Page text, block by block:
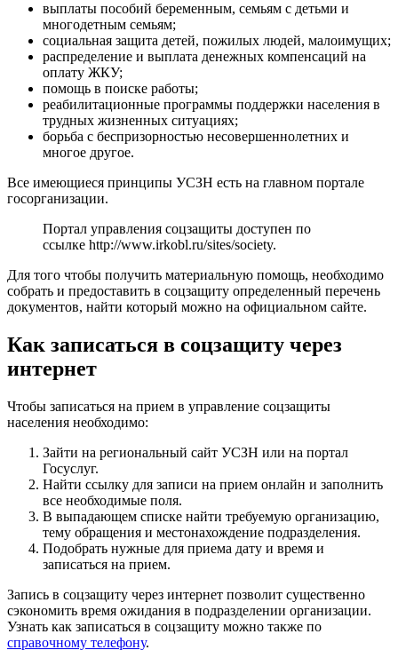
выплаты пособий беременным, семьям с детьми и
многодетным семьям;
социальная защита детей, пожилых людей, малоимущих;
распределение и выплата денежных компенсаций на
оплату ЖКУ;
помощь в поиске работы;
реабилитационные программы поддержки населения в
трудных жизненных ситуациях;
борьба с беспризорностью несовершеннолетних и
многое другое.
Все имеющиеся принципы УСЗН есть на главном портале
госорганизации.
Портал управления соцзащиты доступен по
ссылке http://www.irkobl.ru/sites/society.
Для того чтобы получить материальную помощь, необходимо
собрать и предоставить в соцзащиту определенный перечень
документов, найти который можно на официальном сайте.
Как записаться в соцзащиту через
интернет
Чтобы записаться на прием в управление соцзащиты
населения необходимо:
Зайти на региональный сайт УСЗН или на портал
Госуслуг.
Найти ссылку для записи на прием онлайн и заполнить
все необходимые поля.
В выпадающем списке найти требуемую организацию,
тему обращения и местонахождение подразделения.
Подобрать нужные для приема дату и время и
записаться на прием.
Запись в соцзащиту через интернет позволит существенно
сэкономить время ожидания в подразделении организации.
Узнать как записаться в соцзащиту можно также по
справочному телефону.